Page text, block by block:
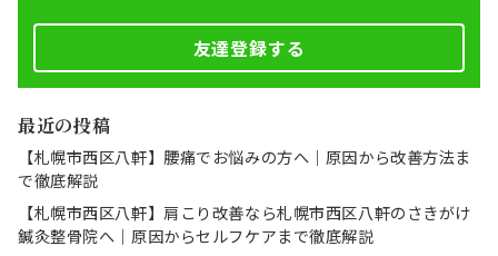
友達登録する
最近の投稿
【札幌市西区八軒】腰痛でお悩みの方へ｜原因から改善方法ま
で徹底解説
【札幌市西区八軒】肩こり改善なら札幌市西区八軒のさきがけ
鍼灸整骨院へ｜原因からセルフケアまで徹底解説